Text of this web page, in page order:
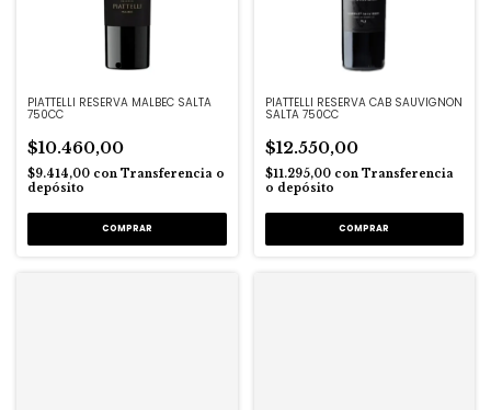
PIATTELLI RESERVA MALBEC SALTA
750CC
$10.460,00
$9.414,00 con Transferencia o
depósito
PIATTELLI RESERVA CAB SAUVIGNON
SALTA 750CC
$12.550,00
$11.295,00 con Transferencia
o depósito